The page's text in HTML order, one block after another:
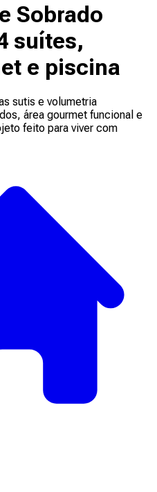
Sobrado
suítes,
e piscina
sutis e volumetria
área gourmet funcional e
feito para viver com